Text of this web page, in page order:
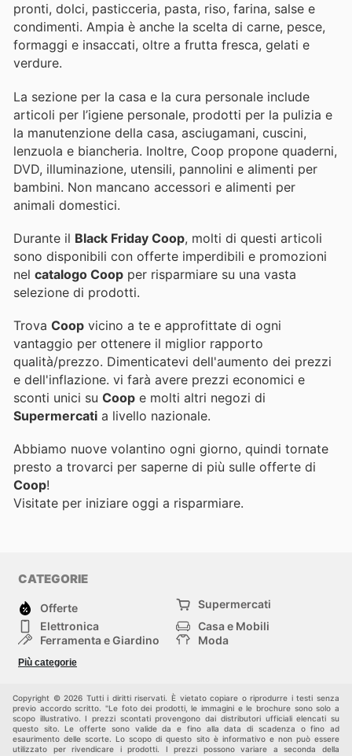
pronti, dolci, pasticceria, pasta, riso, farina, salse e
condimenti. Ampia è anche la scelta di carne, pesce,
formaggi e insaccati, oltre a frutta fresca, gelati e
verdure.
La sezione per la casa e la cura personale include
articoli per l’igiene personale, prodotti per la pulizia e
la manutenzione della casa, asciugamani, cuscini,
lenzuola e biancheria. Inoltre, Coop propone quaderni,
DVD, illuminazione, utensili, pannolini e alimenti per
bambini. Non mancano accessori e alimenti per
animali domestici.
Durante il Black Friday Coop, molti di questi articoli
sono disponibili con offerte imperdibili e promozioni
nel catalogo Coop per risparmiare su una vasta
selezione di prodotti.
Trova Coop vicino a te e approfittate di ogni
vantaggio per ottenere il miglior rapporto
qualità/prezzo. Dimenticatevi dell'aumento dei prezzi
e dell'inflazione. vi farà avere prezzi economici e
sconti unici su Coop e molti altri negozi di
Supermercati a livello nazionale.
Abbiamo nuove volantino ogni giorno, quindi tornate
presto a trovarci per saperne di più sulle offerte di
Coop!
Visitate per iniziare oggi a risparmiare.
CATEGORIE
Offerte
Supermercati
Elettronica
Casa e Mobili
Ferramenta e Giardino
Moda
Bambini e Neonati
Più categorie
Copyright © 2026 Tutti i diritti riservati. È vietato copiare o riprodurre i testi senza
previo accordo scritto. "Le foto dei prodotti, le immagini e le brochure sono solo a
scopo illustrativo. I prezzi scontati provengono dai distributori ufficiali elencati su
questo sito. Le offerte sono valide da e fino alla data di scadenza o fino ad
esaurimento delle scorte. Lo scopo di questo sito è informativo e non può essere
utilizzato per rivendicare i prodotti. I prezzi possono variare a seconda della